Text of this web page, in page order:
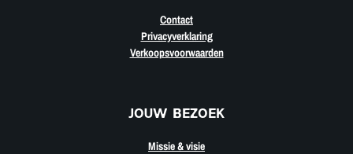
Contact
Privacyverklaring
Verkoopsvoorwaarden
JOUW BEZOEK
Missie & visie